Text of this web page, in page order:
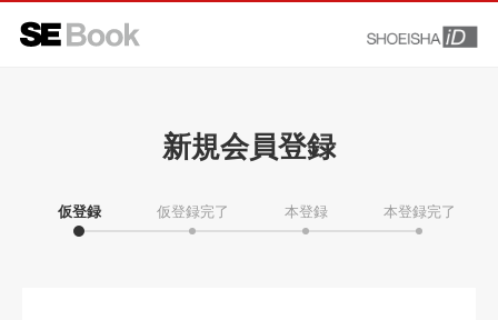
新規会員登録
仮登録 仮登録完了 本登録 本登録完了